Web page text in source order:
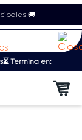
🚚
Termina en: